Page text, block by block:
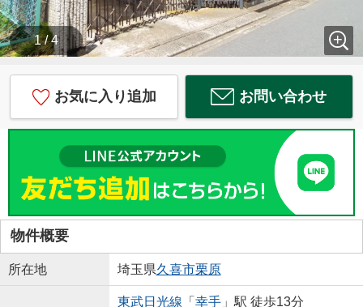
1 / 4
お気に入り追加 お問い合わせ
物件概要
所在地 埼玉県久喜市栗原
東武日光線 「 幸手」駅 徒歩13分